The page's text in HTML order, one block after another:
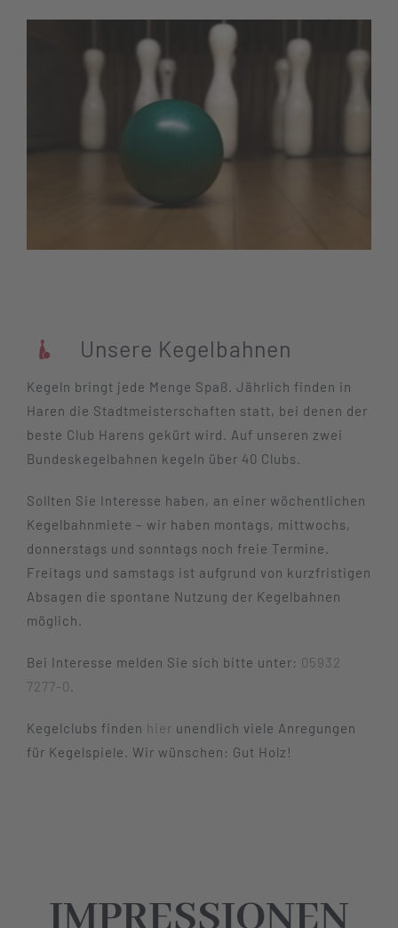
Unsere Kegelbahnen
Kegeln bringt jede Menge Spaß. Jährlich finden in
Haren die Stadtmeisterschaften statt, bei denen der
beste Club Harens gekürt wird. Auf unseren zwei
Bundeskegelbahnen kegeln über 40 Clubs.
Sollten Sie Interesse haben, an einer wöchentlichen
Kegelbahnmiete – wir haben montags, mittwochs,
donnerstags und sonntags noch freie Termine.
Freitags und samstags ist aufgrund von kurzfristigen
Absagen die spontane Nutzung der Kegelbahnen
möglich.
Bei Interesse melden Sie sich bitte unter: 05932
7277-0.
Kegelclubs finden hier unendlich viele Anregungen
für Kegelspiele. Wir wünschen: Gut Holz!